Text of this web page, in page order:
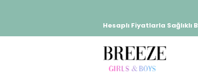
Hesaplı Fiyatlarla Sağlıklı